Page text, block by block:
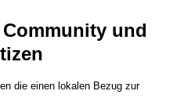
und
die einen lokalen Bezug zur